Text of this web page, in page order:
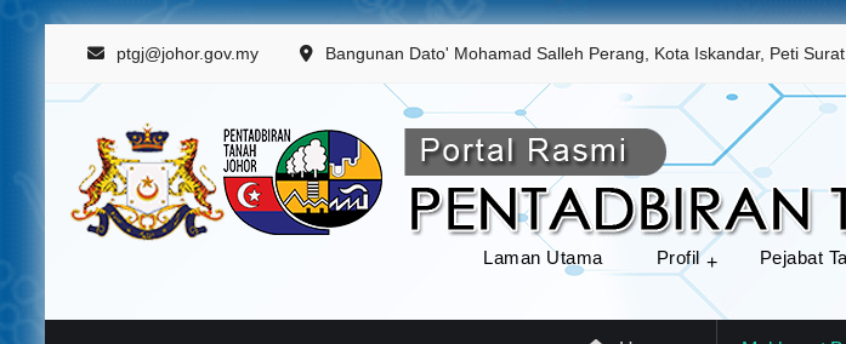
content
ptgj@johor.gov.my Bangunan Dato' Mohamad Salleh Perang, Kota Iskandar, Peti
Laman Utama
Profil Pejabat